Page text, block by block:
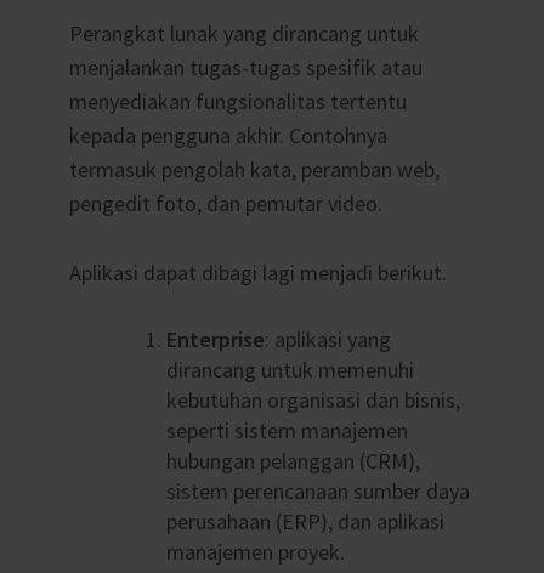
Perangkat lunak yang dirancang untuk
menjalankan tugas-tugas spesifik atau
menyediakan fungsionalitas tertentu
kepada pengguna akhir. Contohnya
termasuk pengolah kata, peramban web,
pengedit foto, dan pemutar video.
Aplikasi dapat dibagi lagi menjadi berikut.
Enterprise: aplikasi yang
dirancang untuk memenuhi
kebutuhan organisasi dan bisnis,
seperti sistem manajemen
hubungan pelanggan (CRM),
sistem perencanaan sumber daya
perusahaan (ERP), dan aplikasi
manajemen proyek.